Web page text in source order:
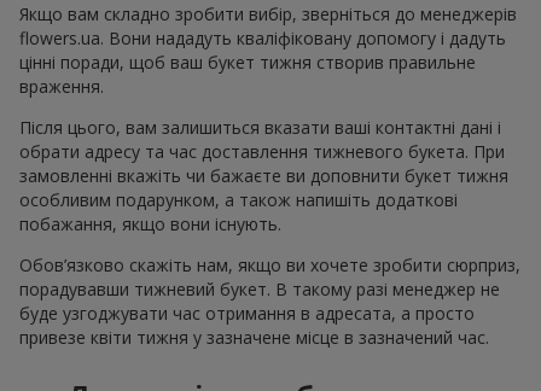
Якщо вам складно зробити вибір, зверніться до менеджерів
flowers.ua. Вони нададуть кваліфіковану допомогу і дадуть
цінні поради, щоб ваш букет тижня створив правильне
враження.
Після цього, вам залишиться вказати ваші контактні дані і
обрати адресу та час доставлення тижневого букета. При
замовленні вкажіть чи бажаєте ви доповнити букет тижня
особливим подарунком, а також напишіть додаткові
побажання, якщо вони існують.
Обов’язково скажіть нам, якщо ви хочете зробити сюрприз,
порадувавши тижневий букет. В такому разі менеджер не
буде узгоджувати час отримання в адресата, а просто
привезе квіти тижня у зазначене місце в зазначений час.